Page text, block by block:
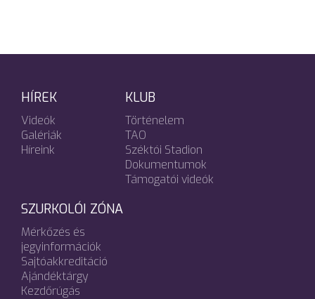
HÍREK
Videók
Galériák
Híreink
KLUB
Történelem
TAO
Széktói Stadion
Dokumentumok
Támogatói videók
SZURKOLÓI ZÓNA
Mérkőzés és
jegyinformációk
Sajtóakkreditáció
Ajándéktárgy
Kezdőrúgás